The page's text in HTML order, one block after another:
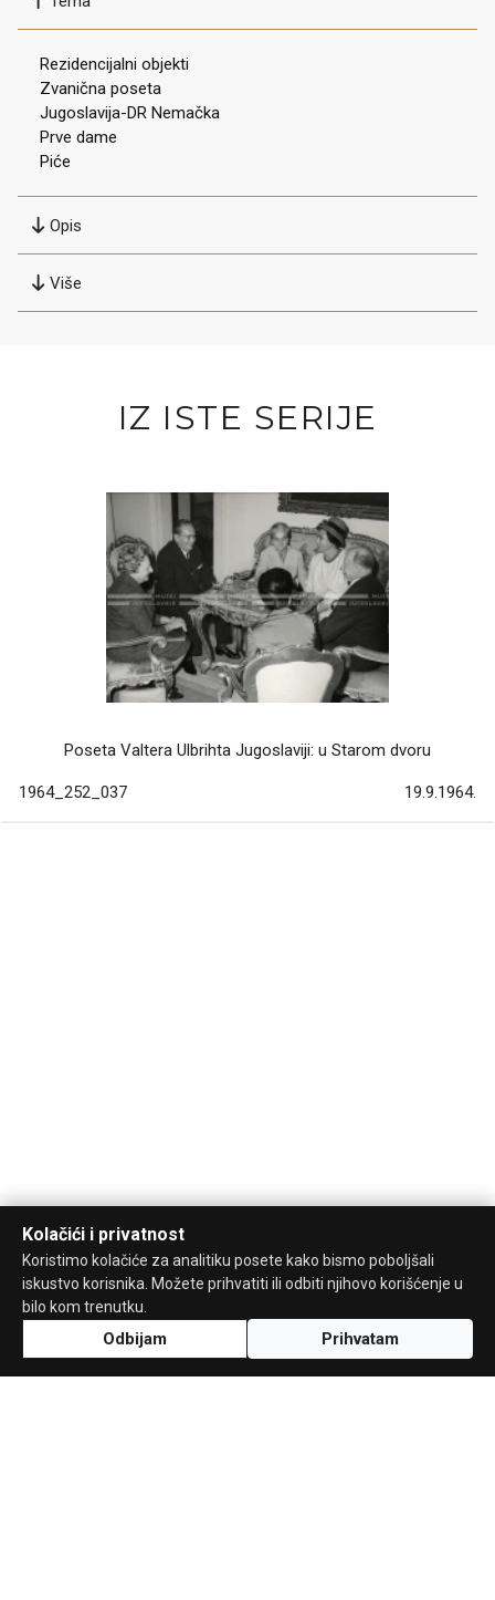
Rezidencijalni objekti
Zvanična poseta
Jugoslavija-DR Nemačka
Prve dame
Piće
Opis
Više
IZ ISTE SERIJE
Poseta Valtera Ulbrihta Jugoslaviji: u Starom dvoru
1964_252_037 19.9.1964.
Kolačići i privatnost
Koristimo kolačiće za analitiku posete kako bismo poboljšali
iskustvo korisnika. Možete prihvatiti ili odbiti njihovo korišćenje u
bilo kom trenutku.
Odbijam Prihvatam